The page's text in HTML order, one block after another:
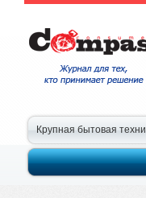
Крупная бытовая